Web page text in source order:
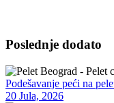
Poslednje dodato
Podešavanje peći na
20 Jula, 2026